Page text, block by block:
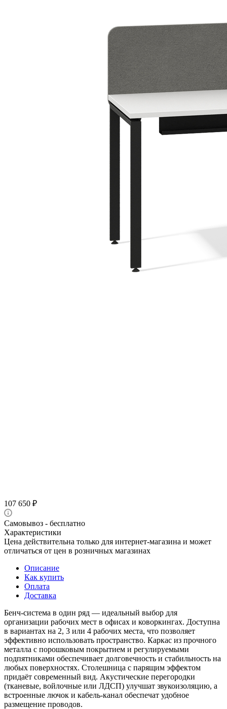
107 650 ₽
Самовывоз - бесплатно
Характеристики
Цена действительна только для интернет-магазина и может
отличаться от цен в розничных магазинах
Описание
Как купить
Оплата
Доставка
Бенч-система в один ряд — идеальный выбор для
организации рабочих мест в офисах и коворкингах. Доступна
в вариантах на 2, 3 или 4 рабочих места, что позволяет
эффективно использовать пространство. Каркас из прочного
металла с порошковым покрытием и регулируемыми
подпятниками обеспечивает долговечность и стабильность на
любых поверхностях. Столешница с парящим эффектом
придаёт современный вид. Акустические перегородки
(тканевые, войлочные или ЛДСП) улучшат звукоизоляцию, а
встроенные лючок и кабель-канал обеспечат удобное
размещение проводов.